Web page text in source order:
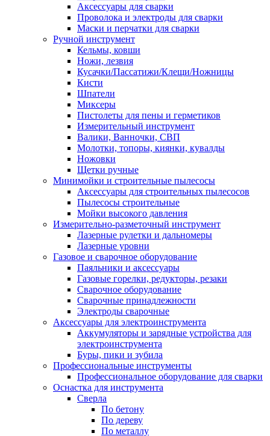
Аксессуары для сварки
Проволока и электроды для сварки
Маски и перчатки для сварки
Ручной инструмент
Кельмы, ковши
Ножи, лезвия
Кусачки/Пассатижи/Клещи/Ножницы
Кисти
Шпатели
Миксеры
Пистолеты для пены и герметиков
Измерительный инструмент
Валики, Ванночки, СВП
Молотки, топоры, киянки, кувалды
Ножовки
Щетки ручные
Минимойки и строительные пылесосы
Аксессуары для строительных пылесосов
Пылесосы строительные
Мойки высокого давления
Измерительно-разметочный инструмент
Лазерные рулетки и дальномеры
Лазерные уровни
Газовое и сварочное оборудование
Паяльники и аксессуары
Газовые горелки, редукторы, резаки
Сварочное оборудование
Сварочные принадлежности
Электроды сварочные
Аксессуары для электроинструмента
Аккумуляторы и зарядные устройства для
электроинструмента
Буры, пики и зубила
Профессиональные инструменты
Профессиональное оборудование для сварки
Оснастка для инструмента
Сверла
По бетону
По дереву
По металлу